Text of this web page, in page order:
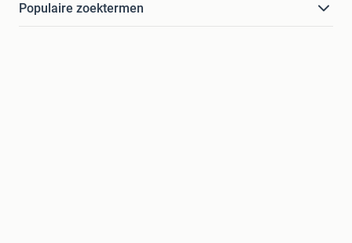
Populaire zoektermen